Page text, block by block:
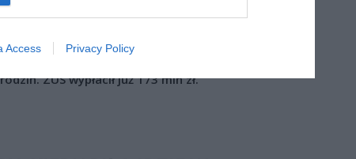
Access Privacy Policy
tańszy aż o 150 zł, a to dopiero
ZUS wypłacił już 173 mln zł.